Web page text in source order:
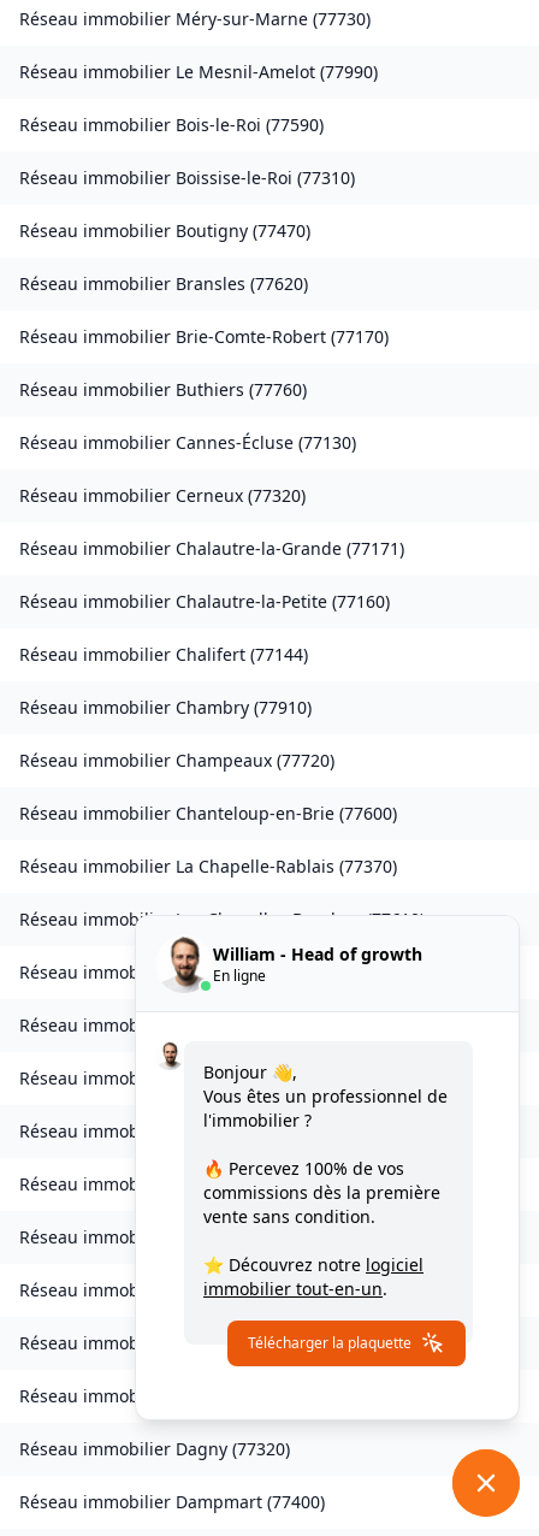
Réseau immobilier Méry-sur-Marne (77730)
Réseau immobilier Le Mesnil-Amelot (77990)
Réseau immobilier Bois-le-Roi (77590)
Réseau immobilier Boissise-le-Roi (77310)
Réseau immobilier Boutigny (77470)
Réseau immobilier Bransles (77620)
Réseau immobilier Brie-Comte-Robert (77170)
Réseau immobilier Buthiers (77760)
Réseau immobilier Cannes-Écluse (77130)
Réseau immobilier Cerneux (77320)
Réseau immobilier Chalautre-la-Grande (77171)
Réseau immobilier Chalautre-la-Petite (77160)
Réseau immobilier Chalifert (77144)
Réseau immobilier Chambry (77910)
Réseau immobilier Champeaux (77720)
Réseau immobilier Chanteloup-en-Brie (77600)
Réseau immobilier La Chapelle-Rablais (77370)
Réseau immobilier Les Chapelles-Bourbon (77610)
Réseau immobilierCharmentray
Réseau immobilier
Réseau immobilier Chessy(77700)
Réseau immobilier Combs-la-Ville( 77380
Réseau immobilier Compans(77290
Réseau immobilier
Réseau immobilier Coupvray(77700)
Réseau immobilier Courchamp(77560)
Réseau immobilier
Réseau immobilier Dagny (77320)
Réseau immobilier Dampmart (77400)
William - Head of growth
En ligne
Bonjour 👋,
Vous êtes un professionnel de
l'immobilier ?
🔥 Percevez 100% de vos
commissions dès la première
vente sans condition.
⭐ Découvrez notre logiciel
immobilier tout-en-un.
Télécharger la plaquette